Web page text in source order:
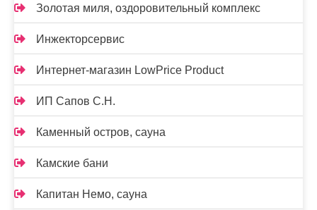
Золотая миля, оздоровительный комплекс
Инжекторсервис
Интернет-магазин LowPrice Product
ИП Сапов С.Н.
Каменный остров, сауна
Камские бани
Капитан Немо, сауна